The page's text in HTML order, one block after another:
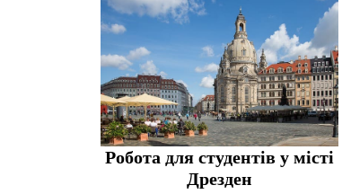
Робота для студентів у місті
Дрезден